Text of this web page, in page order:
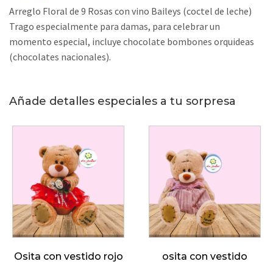
Arreglo Floral de 9 Rosas con vino Baileys (coctel de leche)
Trago especialmente para damas, para celebrar un
momento especial, incluye chocolate bombones orquideas
(chocolates nacionales).
Añade detalles especiales a tu sorpresa
Osita con vestido rojo osita con vestido